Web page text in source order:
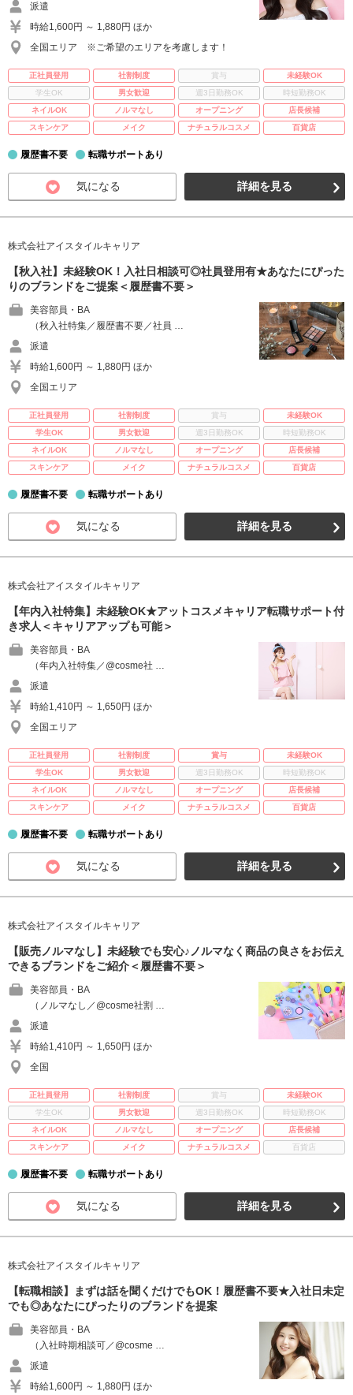
派遣
時給1,600円 ～ 1,880円 ほか
全国エリア ※ご希望のエリアを考慮します！
正社員登用 社割制度 賞与
未経験OK
学生OK
男女歓迎 週3日勤務OK
時短勤務OK
ネイルOK
ノルマなし オープニング
店長候補
スキンケア
メイク ナチュラルコスメ 百貨店
履歴書不要 転職サポートあり
気になる 詳細を見る
株式会社アイスタイルキャリア
【秋入社】未経験OK！入社日相談可◎社員登用有★あなたにぴった
りのブランドをご提案＜履歴書不要＞
美容部員・BA
（秋入社特集／履歴書不要／社員 …
派遣
時給1,600円 ～ 1,880円 ほか
全国エリア
正社員登用 社割制度 賞与
未経験OK
学生OK
男女歓迎 週3日勤務OK
時短勤務OK
ネイルOK
ノルマなし オープニング
店長候補
スキンケア
メイク ナチュラルコスメ 百貨店
履歴書不要 転職サポートあり
気になる 詳細を見る
株式会社アイスタイルキャリア
【年内入社特集】未経験OK★アットコスメキャリア転職サポート付
き求人＜キャリアアップも可能＞
美容部員・BA
（年内入社特集／@cosme社 …
派遣
時給1,410円 ～ 1,650円 ほか
全国エリア
正社員登用 社割制度 賞与
未経験OK
学生OK
男女歓迎 週3日勤務OK
時短勤務OK
ネイルOK
ノルマなし オープニング
店長候補
スキンケア
メイク ナチュラルコスメ 百貨店
履歴書不要 転職サポートあり
気になる 詳細を見る
株式会社アイスタイルキャリア
【販売ノルマなし】未経験でも安心♪ノルマなく商品の良さをお伝え
できるブランドをご紹介＜履歴書不要＞
美容部員・BA
（ノルマなし／@cosme社割 …
派遣
時給1,410円 ～ 1,650円 ほか
全国
正社員登用 社割制度 賞与
未経験OK
学生OK
男女歓迎 週3日勤務OK
時短勤務OK
ネイルOK
ノルマなし オープニング
店長候補
スキンケア
メイク ナチュラルコスメ 百貨店
履歴書不要 転職サポートあり
気になる 詳細を見る
株式会社アイスタイルキャリア
【転職相談】まずは話を聞くだけでもOK！履歴書不要★入社日未定
でも◎あなたにぴったりのブランドを提案
美容部員・BA
（入社時期相談可／@cosme …
派遣
時給1,600円 ～ 1,880円 ほか